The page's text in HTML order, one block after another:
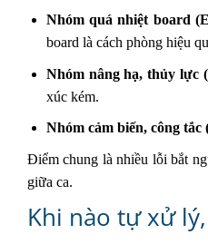
Nhóm quá nhiệt board
board là cách phòng hiệu
Nhóm nâng hạ, thủy lực
xúc kém.
Nhóm cảm biến, công
Điểm chung là nhiều lỗi bắt
giữa ca.
Khi nào tự xử